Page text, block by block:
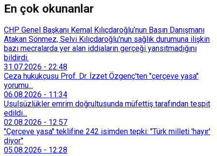
En çok okunanlar
CHP Genel Başkanı Kemal Kılıçdaroğlu’nun Basın Danışmanı
Atakan Sönmez, Selvi Kılıçdaroğlu’nun sağlık durumuna ilişkin
bazı mecralarda yer alan iddiaların gerçeği yansıtmadığını
bildirdi.
31.07.2026 - 22:48
Ceza hukukçusu Prof. Dr. İzzet Özgenç'ten "çerçeve yasa"
yorumu...
06.08.2026 - 11:34
Usulsüzlükler emrim doğrultusunda müfettiş tarafından tespit
edildi...
02.08.2026 - 12:57
"Çerçeve yasa" teklifine 242 isimden tepki: "Türk milleti 'hayır'
diyor"
05.08.2026 - 12:28